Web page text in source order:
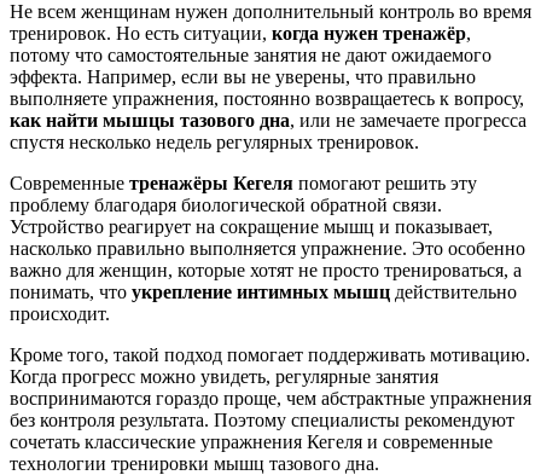
Не всем женщинам нужен дополнительный контроль во время
тренировок. Но есть ситуации, когда нужен тренажёр,
потому что самостоятельные занятия не дают ожидаемого
эффекта. Например, если вы не уверены, что правильно
выполняете упражнения, постоянно возвращаетесь к вопросу,
как найти мышцы тазового дна, или не замечаете прогресса
спустя несколько недель регулярных тренировок.
Современные тренажёры Кегеля помогают решить эту
проблему благодаря биологической обратной связи.
Устройство реагирует на сокращение мышц и показывает,
насколько правильно выполняется упражнение. Это особенно
важно для женщин, которые хотят не просто тренироваться, а
понимать, что укрепление интимных мышц действительно
происходит.
Кроме того, такой подход помогает поддерживать мотивацию.
Когда прогресс можно увидеть, регулярные занятия
воспринимаются гораздо проще, чем абстрактные упражнения
без контроля результата. Поэтому специалисты рекомендуют
сочетать классические упражнения Кегеля и современные
технологии тренировки мышц тазового дна.